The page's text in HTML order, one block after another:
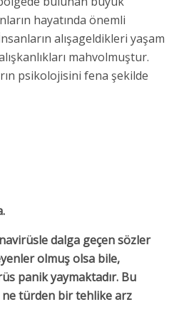
hayatında önemli
alışageldikleri yaşam
mahvolmuştur.
psikolojisini fena şekilde
dalga geçen sözler
olmuş olsa bile,
panik yaymaktadır. Bu
türden bir tehlike arz